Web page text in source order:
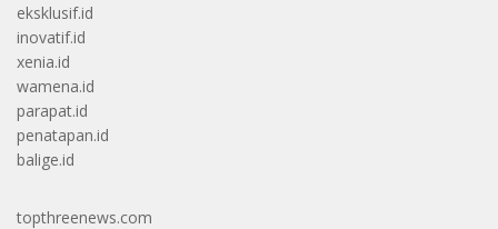
eksklusif.id
inovatif.id
xenia.id
wamena.id
parapat.id
penatapan.id
balige.id
topthreenews.com